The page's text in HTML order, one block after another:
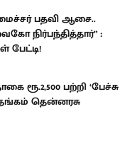
பதவி ஆசை..
நிர்பந்தித்தார்” :
பேட்டி!
ரூ.2,500 பற்றி ‘பேச்சு
தென்னரசு